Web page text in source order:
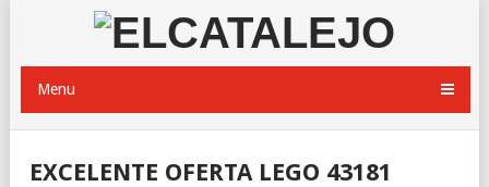
Menu
EXCELENTE OFERTA LEGO 43181